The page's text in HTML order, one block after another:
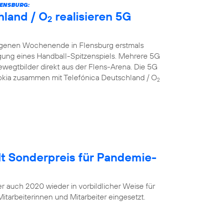
/ O2 realisieren 5G
Wochenende in Flensburg erstmals
eines Handball-Spitzenspiels. Mehrere 5G
direkt aus der Flens-Arena. Die 5G
zusammen mit Telefónica Deutschland / O2
Sonderpreis für Pandemie-
auch 2020 wieder in vorbildlicher Weise für
und Mitarbeiter eingesetzt.